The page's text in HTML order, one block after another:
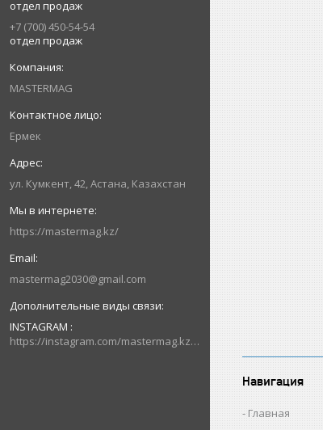
отдел продаж
+7 (700) 450-54-54
отдел продаж
MASTERMAG
Ермек
ул. Кумкент, 42, Астана, Казахстан
https://mastermag.kz/
mastermag2030@gmail.com
INSTAGRAM
https://instagram.com/mastermag.kz?igshid=NDk5N2NlZjQ=
Навигация
Главная